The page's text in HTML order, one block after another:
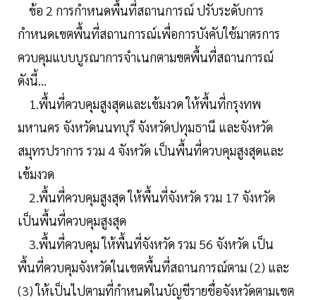
ข้อ 2 การกำหนดพื้นที่สถานการณ์ ปรับระดับการ
กำหนดเขตพื้นที่สถานการณ์เพื่อการบังคับใช้มาตรการ
ควบคุมแบบบูรณาการจำเนกตามขตพื้นที่สถานการณ์
ดังนี้...
1.พื้นที่ควบคุมสูงสุดและเข้มงวด ให้พื้นที่กรุงทพ
มหานคร จังหวัดนนทบุรี จังหวัดปทุมธานี และจังหวัด
สมุทรปราการ รวม 4 จังหวัด เป็นพื้นที่ควบคุมสูงสุดและ
เข้มงวด
2.พื้นที่ควบคุมสูงสุด ให้พื้นที่จังหวัด รวม 17 จังหวัด
เป็นพื้นที่ควบคุมสูงสุด
3.พื้นที่ควบคุม ให้พื้นที่จังหวัด รวม 56 จังหวัด เป็น
พื้นที่ควบคุมจังหวัดในเขตพื้นที่สถานการณ์ตาม (2) และ
(3) ให้เป็นไปตามที่กำหนดในบัญชีรายชื่อจังหวัดตามเขต